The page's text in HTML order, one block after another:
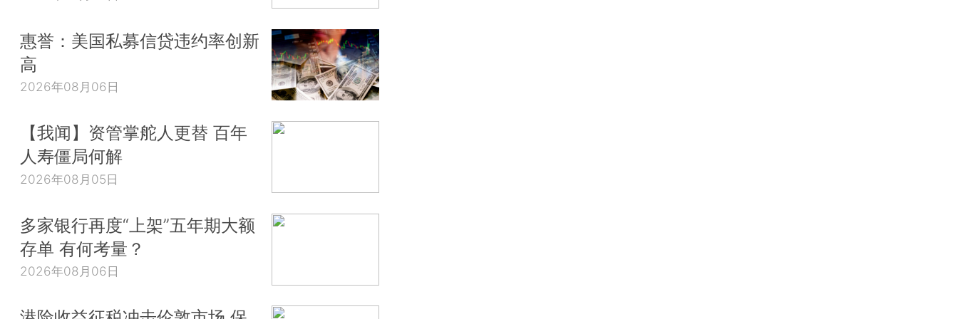
惠誉：美国私募信贷违约率创新
高
2026年08月06日
【我闻】资管掌舵人更替 百年
人寿僵局何解
2026年08月05日
多家银行再度“上架”五年期大额
存单 有何考量？
2026年08月06日